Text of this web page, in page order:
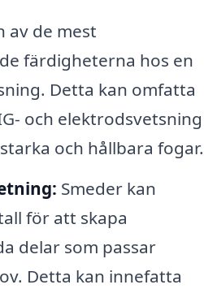
av de mest
färdigheterna hos en
Detta kan omfatta
och elektrodsvetsning
och hållbara fogar.
Smeder kan
för att skapa
delar som passar
Detta kan innefatta